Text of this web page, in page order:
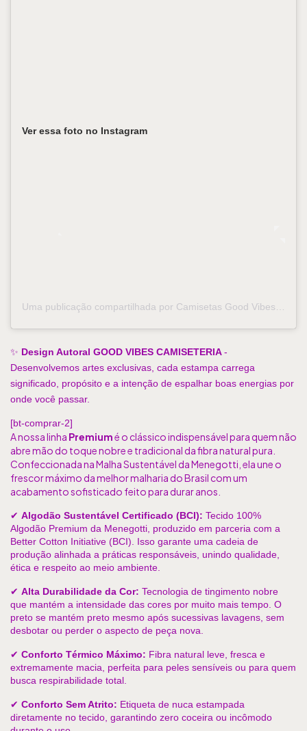
Ver essa foto no Instagram
✨ Design Autoral GOOD VIBES CAMISETERIA -
Desenvolvemos artes exclusivas, cada estampa carrega
significado, propósito e a intenção de espalhar boas energias por
onde você passar.
[bt-comprar-2]
A nossa linha Premium é o clássico indispensável para quem não
abre mão do toque nobre e tradicional da fibra natural pura.
Confeccionada na Malha Sustentável da Menegotti, ela une o
frescor máximo da melhor malharia do Brasil com um
acabamento sofisticado feito para durar anos.
✔ Algodão Sustentável Certificado (BCI): Tecido 100%
Algodão Premium da Menegotti, produzido em parceria com a
Better Cotton Initiative (BCI). Isso garante uma cadeia de
produção alinhada a práticas responsáveis, unindo qualidade,
ética e respeito ao meio ambiente.
✔ Alta Durabilidade da Cor: Tecnologia de tingimento nobre
que mantém a intensidade das cores por muito mais tempo. O
preto se mantém preto mesmo após sucessivas lavagens, sem
desbotar ou perder o aspecto de peça nova.
✔ Conforto Térmico Máximo: Fibra natural leve, fresca e
extremamente macia, perfeita para peles sensíveis ou para quem
busca respirabilidade total.
✔ Conforto Sem Atrito: Etiqueta de nuca estampada
diretamente no tecido, garantindo zero coceira ou incômodo